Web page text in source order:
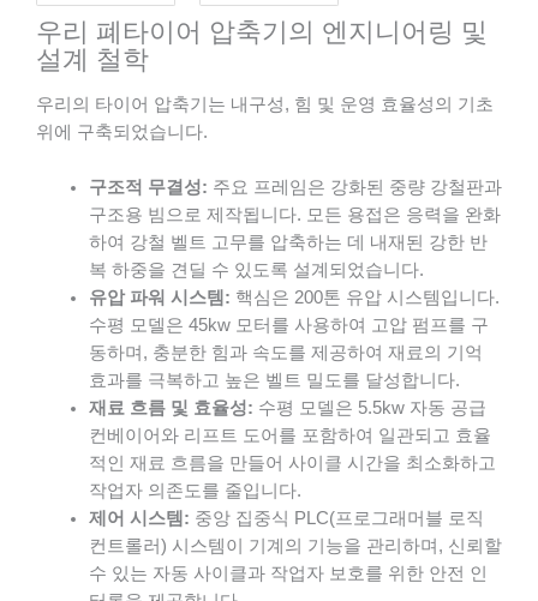
우리 폐타이어 압축기의 엔지니어링 및
설계 철학
우리의 타이어 압축기는 내구성, 힘 및 운영 효율성의 기초
위에 구축되었습니다.
구조적 무결성: 주요 프레임은 강화된 중량 강철판과
구조용 빔으로 제작됩니다. 모든 용접은 응력을 완화
하여 강철 벨트 고무를 압축하는 데 내재된 강한 반
복 하중을 견딜 수 있도록 설계되었습니다.
유압 파워 시스템: 핵심은 200톤 유압 시스템입니다.
수평 모델은 45kw 모터를 사용하여 고압 펌프를 구
동하며, 충분한 힘과 속도를 제공하여 재료의 기억
효과를 극복하고 높은 벨트 밀도를 달성합니다.
재료 흐름 및 효율성: 수평 모델은 5.5kw 자동 공급
컨베이어와 리프트 도어를 포함하여 일관되고 효율
적인 재료 흐름을 만들어 사이클 시간을 최소화하고
작업자 의존도를 줄입니다.
제어 시스템: 중앙 집중식 PLC(프로그래머블 로직
컨트롤러) 시스템이 기계의 기능을 관리하며, 신뢰할
수 있는 자동 사이클과 작업자 보호를 위한 안전 인